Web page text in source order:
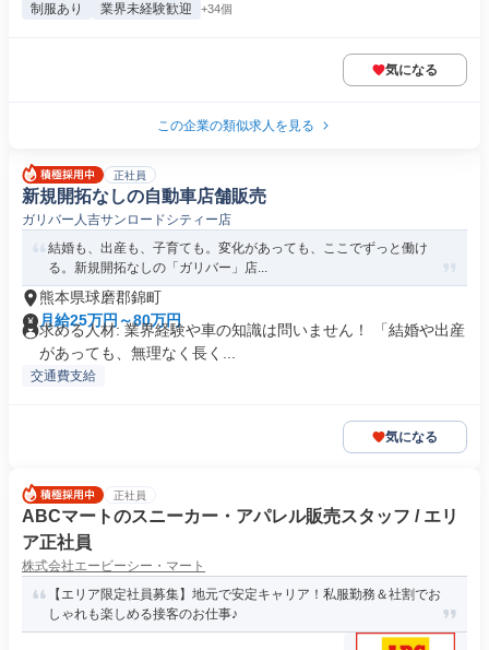
制服あり 業界未経験歓迎 +34個
気になる
この企業の類似求人を見る
正社員
新規開拓なしの自動車店舗販売
ガリバー人吉サンロードシティー店
結婚も、出産も、子育ても。変化があっても、ここでずっと働け
る。新規開拓なしの「ガリバー」店...
熊本県球磨郡錦町
月給25万円～80万円
求める人材: 業界経験や車の知識は問いません！ 「結婚や出産
があっても、無理なく長く...
交通費支給
気になる
正社員
ABCマートのスニーカー・アパレル販売スタッフ / エリ
ア正社員
株式会社エービーシー・マート
【エリア限定社員募集】地元で安定キャリア！私服勤務＆社割でお
しゃれも楽しめる接客のお仕事♪